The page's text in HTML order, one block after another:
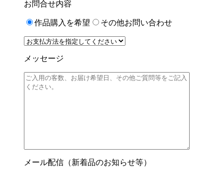
お問合せ内容
作品購入を希望 その他お問い合わせ
メッセージ
メール配信（新着品のお知らせ等）